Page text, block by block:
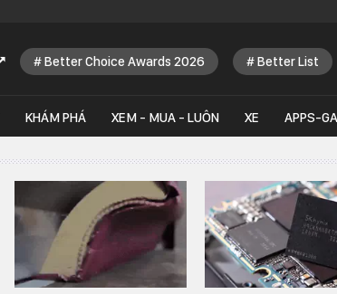
Better Choice Awards 2026 Better List
KHÁM PHÁ XEM - MUA - LUÔN XE APPS-